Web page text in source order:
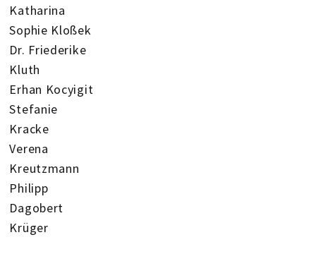
Katharina
Sophie Kloßek
Dr. Friederike
Kluth
Erhan Kocyigit
Stefanie
Kracke
Verena
Kreutzmann
Philipp
Dagobert
Krüger